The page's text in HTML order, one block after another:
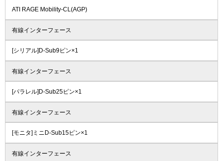
ATI RAGE Mobility-CL(AGP)
有線インターフェース
[シリアル]D-Sub9ピン×1
有線インターフェース
[パラレル]D-Sub25ピン×1
有線インターフェース
[モニタ]ミニD-Sub15ピン×1
有線インターフェース